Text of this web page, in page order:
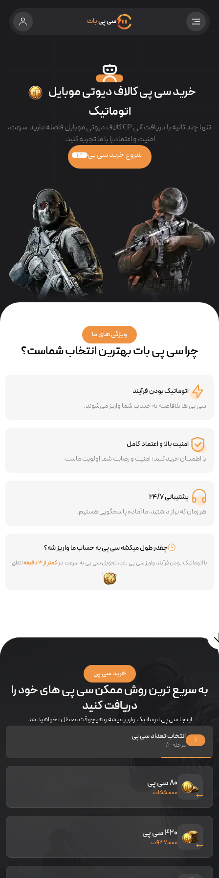
سی پیبات
خرید سی پی کالاف دیوتی موبایل
اتوماتیک
تنها چند ثانیه با دریافت آنی CP کالاف دیوتی موبایل فاصله دارید.
سرعت،
امنیت و اعتماد را با ما تجربه کنید.
شروع خرید سی پی
ویژگی های ما
چرا سی پی بات بهترین انتخاب شماست؟
اتوماتیک بودن فرآیند
سی پی ها بلافاصله به حساب شما واریز می‌شوند.
امنیت بالا و اعتماد کامل
با اطمینان خرید کنید؛ امنیت و رضایت شما اولویت ماست.
پشتیبانی ۲۴/۷
هر زمان که نیاز داشتید، ما آماده پاسخگویی هستیم.
چقدر طول میکشه سی پی به حساب ما واریز شه؟
با اتوماتیک بودن فرآیند واریز سی پی بات، تحویل سی پی به سرعت درکمتر از ۳ دقیقه
اتفاق
میافته!
خرید سی پی
به سریع ترین روش ممکن سی پی های خود را
دریافت کنید
اینجا سی پی اتوماتیک واریز میشه و هیچوقت معطل نخواهید شد
۱ انتخاب تعداد سی پی
مرحله ۱/۴
۸۰ سی پی
۱۵۵,۰۰۰ت
۴۲۰ سی پی
۹۳۷,۰۰۰ت